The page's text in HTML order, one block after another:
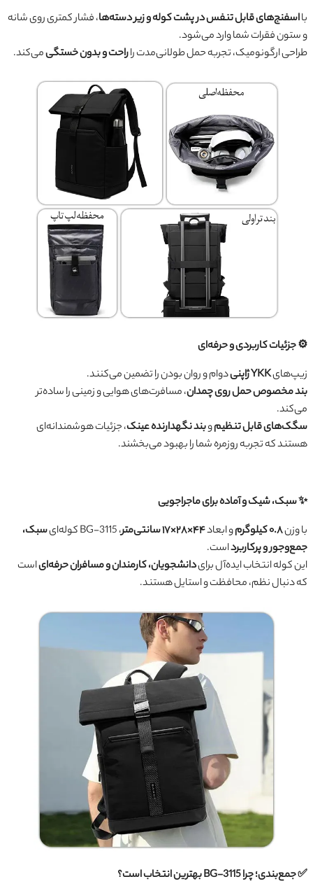
بااسفنج‌های قابل تنفس در پشت کوله و زیر دسته‌ها، فشار کمتری روی شانه
و ستون فقرات شما وارد می‌شود.
طراحی ارگونومیک، تجربه حمل طولانی‌مدت راراحت و بدون خستگیمی‌کند.
⚙️ جزئیات کاربردی و حرفه‌ای
زیپ‌هایYKK ژاپنی
دوام و روان بودن را تضمین می‌کنند.
بند مخصوص حمل روی چمدان، مسافرت‌های هوایی و زمینی را ساده‌تر
می‌کند.
سگک‌های قابل تنظیموبند نگهدارنده عینک، جزئیات هوشمندانه‌ای
هستند که تجربه روزمره شما را بهبود می‌بخشند.
✨ سبک، شیک و آماده برای ماجراجویی
با وزن۰.۸ کیلوگرم و ابعاد۴۴×۲۸×۱۷ سانتی‌متر ، BG-3115 کوله‌ای
سبک،
جمع‌وجور و پرکاربرداست.
این کوله انتخاب ایده‌آل برایدانشجویان، کارمندان و مسافران حرفه‌ایاست
که دنبال نظم، محافظت و استایل هستند.
✅ جمع‌بندی؛ چرا BG-3115 بهترین انتخاب است؟